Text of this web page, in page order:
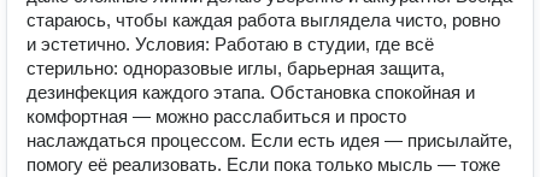
стараюсь, чтобы каждая работа выглядела чисто, ровно
и эстетично. Условия: Работаю в студии, где всё
стерильно: одноразовые иглы, барьерная защита,
дезинфекция каждого этапа. Обстановка спокойная и
комфортная — можно расслабиться и просто
наслаждаться процессом. Если есть идея — присылайте,
помогу её реализовать. Если пока только мысль — тоже